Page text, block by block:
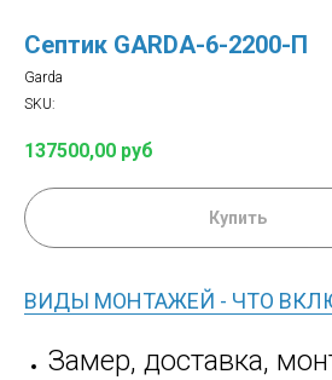
Септик GARDA-6-2200-П
Garda
SKU:
137500,00 руб
Купить
ВИДЫ МОНТАЖЕЙ - ЧТО
Замер, доставка,